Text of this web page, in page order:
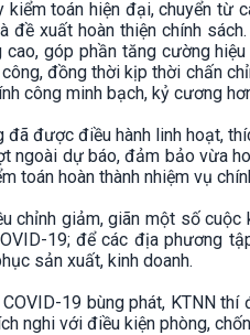
toán hiện đại, chuyển từ
đề xuất hoàn thiện chính
góp phần tăng cường
đồng thời kịp thời chấn
công minh bạch, kỷ cương
được điều hành linh hoạt,
ngoài dự báo, đảm bảo vừa
toán hoàn thành nhiệm vụ
chỉnh giảm, giãn một số
19; để các địa phương
sản xuất, kinh doanh.
19 bùng phát, KTNN
nghi với điều kiện phòng,